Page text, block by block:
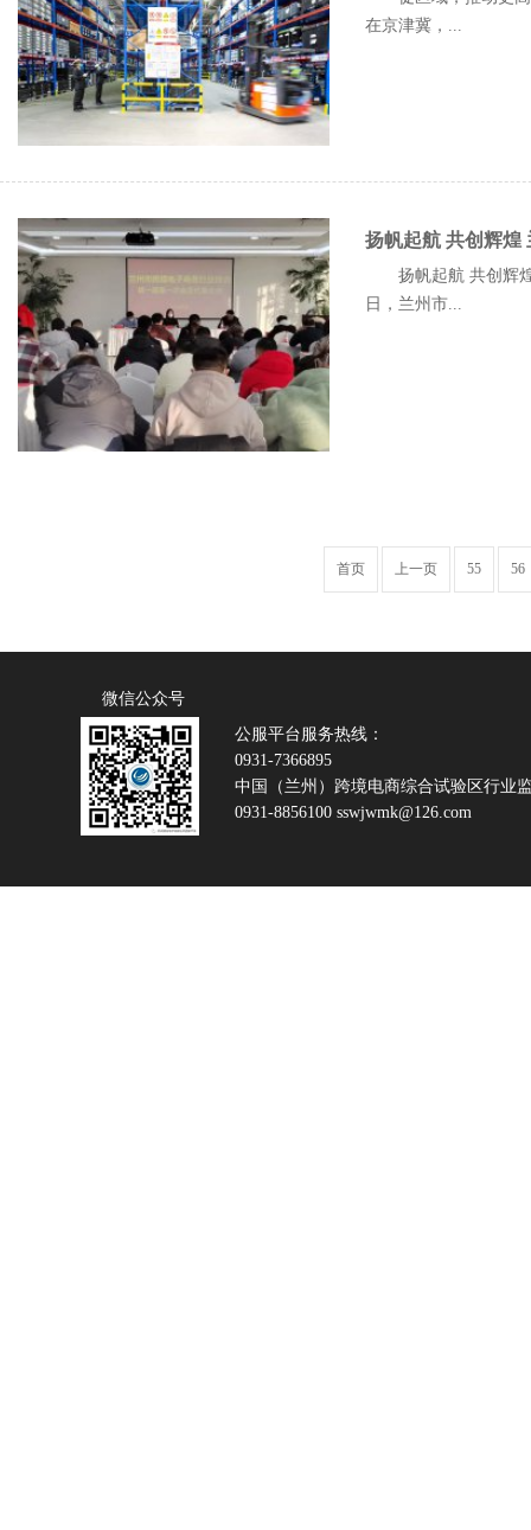
在京津冀，...
扬帆起航 共创辉煌
扬帆起航 共创辉
日，兰州市...
首页 上一页 55 56
微信公众号
公服平台服务热线：
0931-7366895
中国（兰州）跨境电商综合试验区行业
0931-8856100 sswjwmk@126.com